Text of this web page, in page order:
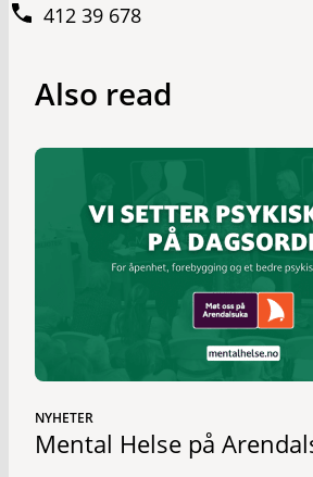
412 39 678
Also read
NYHETER
Mental Helse på